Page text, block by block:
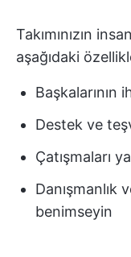
Takımınızın
aşağıdaki
Başkalarının
Destek ve
Çatışmaları
Danışmanlık
benimseyin